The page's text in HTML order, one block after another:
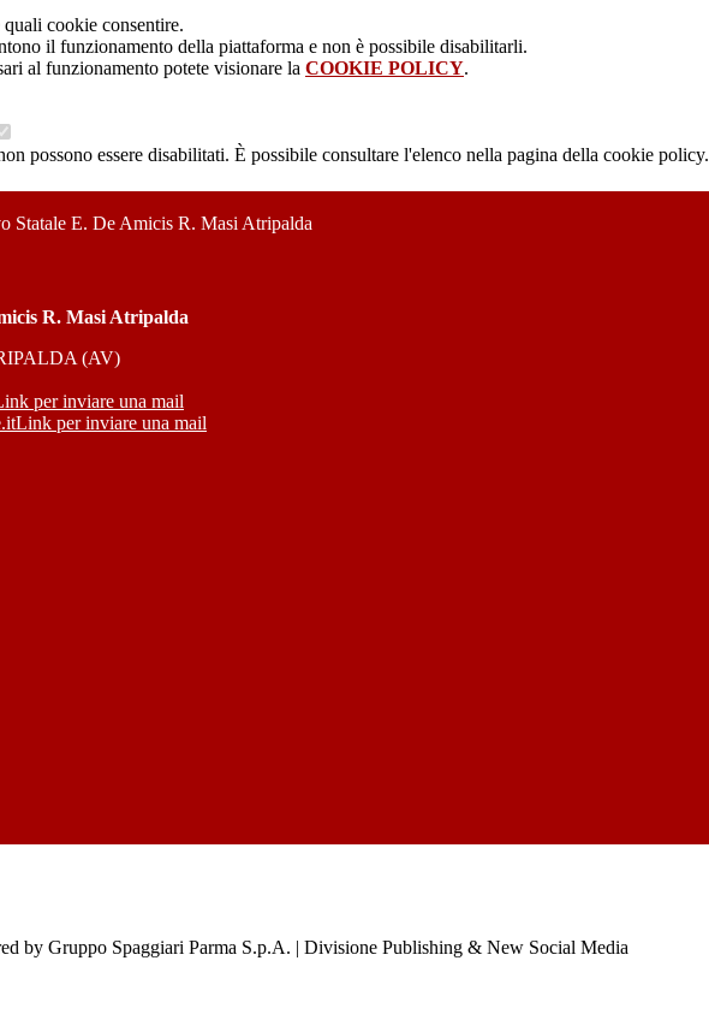
quali cookie consentire.
il funzionamento della piattaforma e non è possibile disabilitarli.
al funzionamento potete visionare la COOKIE POLICY.
possono essere disabilitati. È possibile consultare l'elenco nella pagina della cookie policy.
Statale E. De Amicis R. Masi Atripalda
R. Masi Atripalda
(AV)
per inviare una mail
Link per inviare una mail
by Gruppo Spaggiari Parma S.p.A. | Divisione Publishing & New Social Media